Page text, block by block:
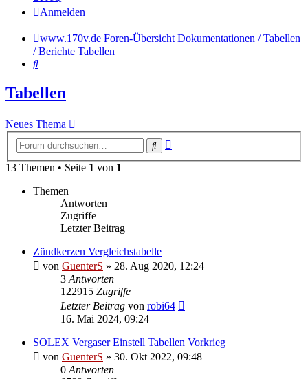
Anmelden
www.170v.de Foren-Übersicht Dokumentationen / Tabellen
/ Berichte Tabellen
Suche
Tabellen
Neues Thema
Suche
13 Themen • Seite 1 von 1
Themen
Antworten
Zugriffe
Letzter Beitrag
Zündkerzen Vergleichstabelle
von GuenterS » 28. Aug 2020, 12:24
3 Antworten
122915 Zugriffe
Letzter Beitrag von robi64
16. Mai 2024, 09:24
SOLEX Vergaser Einstell Tabellen Vorkrieg
von GuenterS » 30. Okt 2022, 09:48
0 Antworten